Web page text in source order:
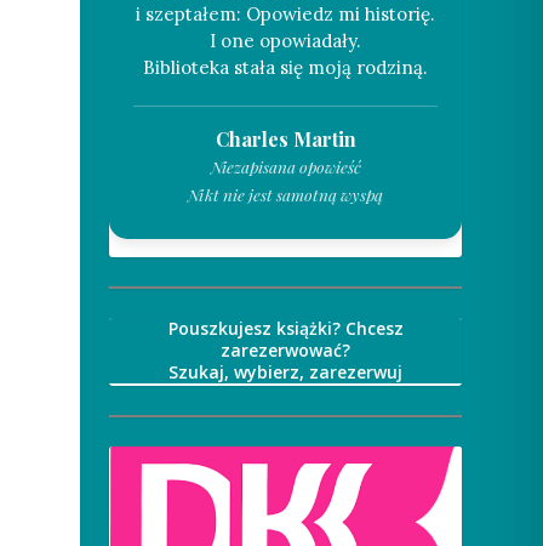
i szeptałem: Opowiedz mi historię.
I one opowiadały.
Charles Martin
Niezapisana opowieść
Nikt nie jest samotną wyspą
Pouszkujesz książki? Chcesz
zarezerwować?
Szukaj, wybierz, zarezerwuj